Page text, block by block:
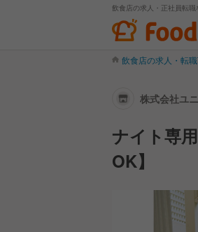
飲食店の求人・正社員転
飲食店の求人・転
株式会社ユ
ナイト専
OK】